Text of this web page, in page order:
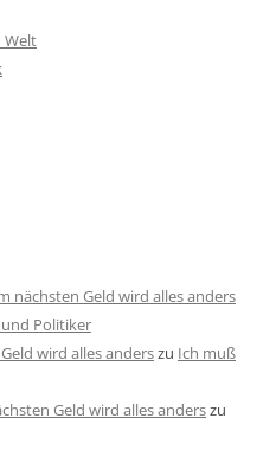
Welt
nächsten Geld wird alles anders
und Politiker
wird alles anderszu Ich muß
Geld wird alles anderszu